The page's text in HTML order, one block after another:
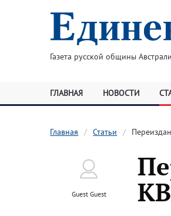
Газета русской общины
ГЛАВНАЯ НОВОСТИ
Главная Статьи
Guest Guest